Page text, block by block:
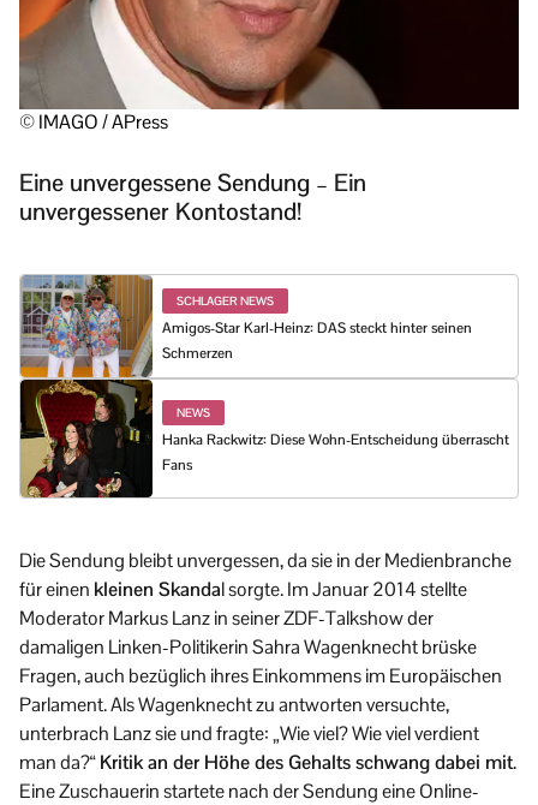
© IMAGO / APress
Eine unvergessene Sendung – Ein
unvergessener Kontostand!
SCHLAGER NEWS
Amigos-Star Karl-Heinz: DAS steckt hinter seinen
Schmerzen
NEWS
Hanka Rackwitz: Diese Wohn-Entscheidung überrascht
Fans
Die Sendung bleibt unvergessen, da sie in der Medienbranche
für einen kleinen Skandal sorgte. Im Januar 2014 stellte
Moderator Markus Lanz in seiner ZDF-Talkshow der
damaligen Linken-Politikerin Sahra Wagenknecht brüske
Fragen, auch bezüglich ihres Einkommens im Europäischen
Parlament. Als Wagenknecht zu antworten versuchte,
unterbrach Lanz sie und fragte: „Wie viel? Wie viel verdient
man da?“Kritik an der Höhe des Gehalts schwang dabei mit.
Eine Zuschauerin startete nach der Sendung eine Online-